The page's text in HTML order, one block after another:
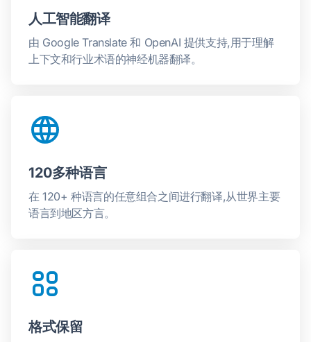
人工智能翻译
由 Google Translate 和 OpenAI 提供支持,用于理解
上下文和行业术语的神经机器翻译。
120多种语言
在 120+ 种语言的任意组合之间进行翻译,从世界主要
语言到地区方言。
格式保留